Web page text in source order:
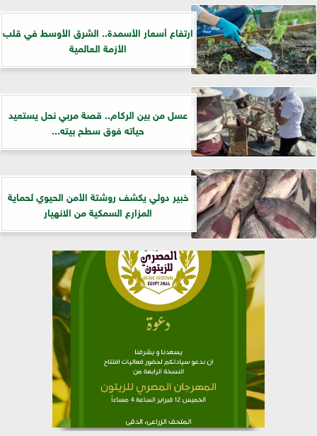
ارتفاع أسعار الأسمدة.. الشرق الأوسط في قلب
الأزمة العالمية
عسل من بين الركام.. قصة مربي نحل يستعيد
حياته فوق سطح بيته...
خبير دولي يكشف روشتة الأمن الحيوي لحماية
المزارع السمكية من الانهيار